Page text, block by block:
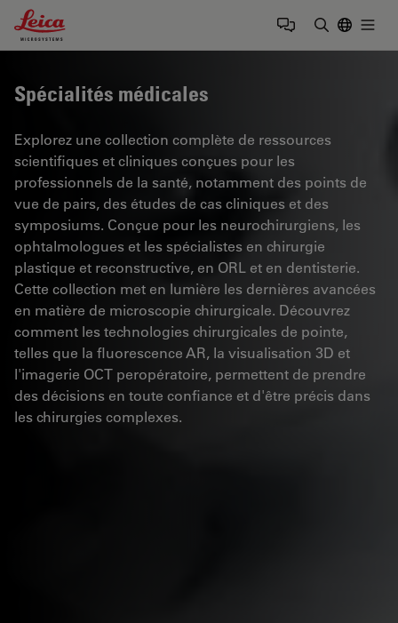
Leica Microsystems Logo
Spécialités médicales
Explorez une collection complète de ressources
scientifiques et cliniques conçues pour les
professionnels de la santé, notamment des points de
vue de pairs, des études de cas cliniques et des
symposiums. Conçue pour les neurochirurgiens, les
ophtalmologues et les spécialistes en chirurgie
plastique et reconstructive, en ORL et en dentisterie.
Cette collection met en lumière les dernières avancées
en matière de microscopie chirurgicale. Découvrez
comment les technologies chirurgicales de pointe,
telles que la fluorescence AR, la visualisation 3D et
l'imagerie OCT peropératoire, permettent de prendre
des décisions en toute confiance et d'être précis dans
les chirurgies complexes.